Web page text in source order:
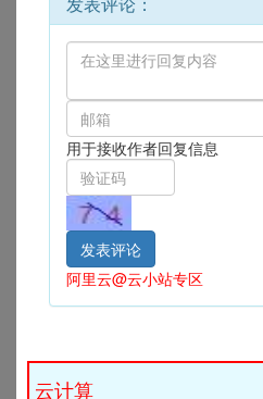
用于接收作者回复信息
阿里云@云小站专区
云计算